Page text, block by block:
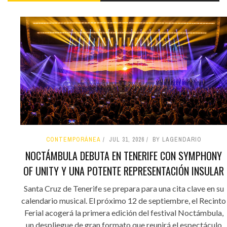
CONTEMPORÁNEA JUL 31, 2026 BY LAGENDARIO
NOCTÁMBULA DEBUTA EN TENERIFE CON SYMPHONY
OF UNITY Y UNA POTENTE REPRESENTACIÓN INSULAR
Santa Cruz de Tenerife se prepara para una cita clave en su
calendario musical. El próximo 12 de septiembre, el Recinto
Ferial acogerá la primera edición del festival Noctámbula,
un despliegue de gran formato que reunirá el espectáculo